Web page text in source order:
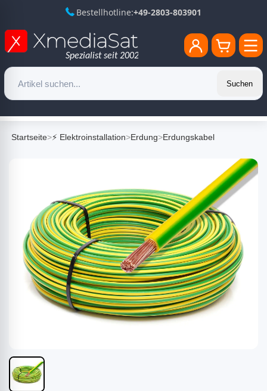
Bestellhotline:+49-2803-803901
Suchen
Startseite>⚡ Elektroinstallation>Erdung>Erdungskabel